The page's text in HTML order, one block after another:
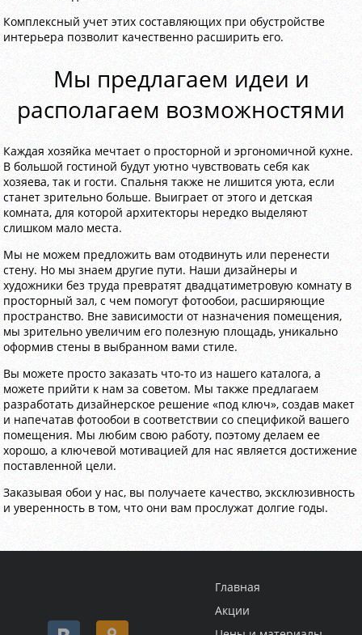
Комплексный учет этих составляющих при обустройстве
интерьера позволит качественно расширить его.
Мы предлагаем идеи и
располагаем возможностями
Каждая хозяйка мечтает о просторной и эргономичной кухне.
В большой гостиной будут уютно чувствовать себя как
хозяева, так и гости. Спальня также не лишится уюта, если
станет зрительно больше. Выиграет от этого и детская
комната, для которой архитекторы нередко выделяют
слишком мало места.
Мы не можем предложить вам отодвинуть или перенести
стену. Но мы знаем другие пути. Наши дизайнеры и
художники без труда превратят двадцатиметровую комнату в
просторный зал, с чем помогут фотообои, расширяющие
пространство. Вне зависимости от назначения помещения,
мы зрительно увеличим его полезную площадь, уникально
оформив стены в выбранном вами стиле.
Вы можете просто заказать что-то из нашего каталога, а
можете прийти к нам за советом. Мы также предлагаем
разработать дизайнерское решение «под ключ», создав макет
и напечатав фотообои в соответствии со спецификой вашего
помещения. Мы любим свою работу, поэтому делаем ее
хорошо, а ключевой мотивацией для нас является достижение
поставленной цели.
Заказывая обои у нас, вы получаете качество, эксклюзивность
и уверенность в том, что они вам прослужат долгие годы.
Главная
Акции